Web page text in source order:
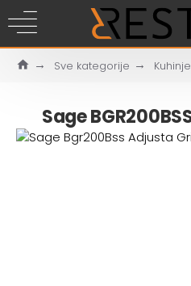
Sve kategorije Kuhinje
Sage